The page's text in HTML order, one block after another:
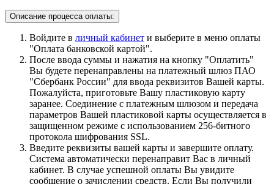
Описание процесса оплаты:
Войдите в личный кабинет и выберите в меню оплаты
"Оплата банковской картой".
После ввода суммы и нажатия на кнопку "Оплатить"
Вы будете перенаправлены на платежный шлюз ПАО
"Сбербанк России" для ввода реквизитов Вашей карты.
Пожалуйста, приготовьте Вашу пластиковую карту
заранее. Соединение с платежным шлюзом и передача
параметров Вашей пластиковой карты осуществляется в
защищенном режиме с использованием 256-битного
протокола шифрования SSL.
Введите реквизиты вашей карты и завершите оплату.
Система автоматически перенаправит Вас в личный
кабинет. В случае успешной оплаты Вы увидите
сообщение о зачислении средств. Если Вы получили